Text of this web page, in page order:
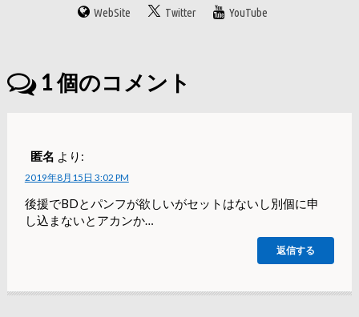
WebSite Twitter YouTube
1個のコメント
匿名 より:
2019年8月15日 3:02 PM
後援でBDとパンフが欲しいがセットはないし別個に申
し込まないとアカンか…
返信する